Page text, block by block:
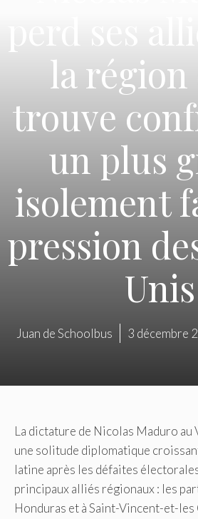
la région
trouve
un plus
isolement
pression
Unis
Juan de Schoolbus 3 décembre
La dictature de Nicolas Maduro au
une solitude diplomatique
latine après les défaites
principaux alliés régionaux : les
Honduras et à Saint-Vincent-et-les